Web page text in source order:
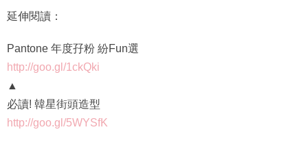
延伸閱讀：
Pantone 年度孖粉 紛Fun選
http://goo.gl/1ckQki
▲
必讀! 韓星街頭造型
http://goo.gl/5WYSfK